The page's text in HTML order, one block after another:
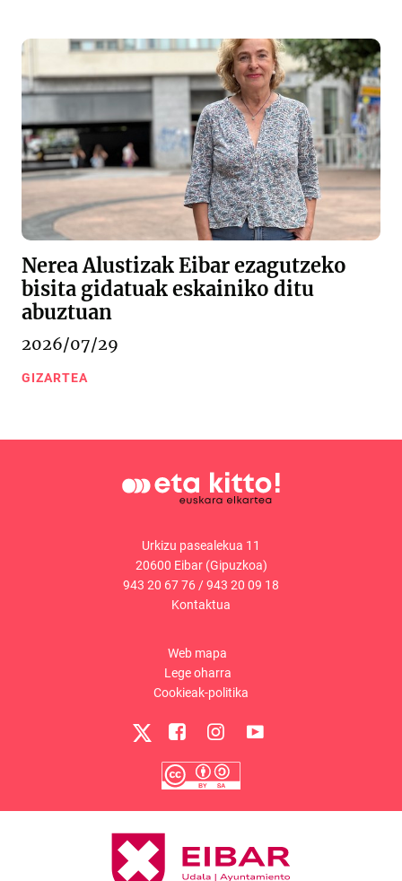
Nerea Alustizak Eibar ezagutzeko
bisita gidatuak eskainiko ditu
abuztuan
2026/07/29
GIZARTEA
Urkizu pasealekua 11
20600 Eibar (Gipuzkoa)
943 20 67 76 /943 20 09 18
Kontaktua
Web mapa
Lege oharra
Cookieak-politika